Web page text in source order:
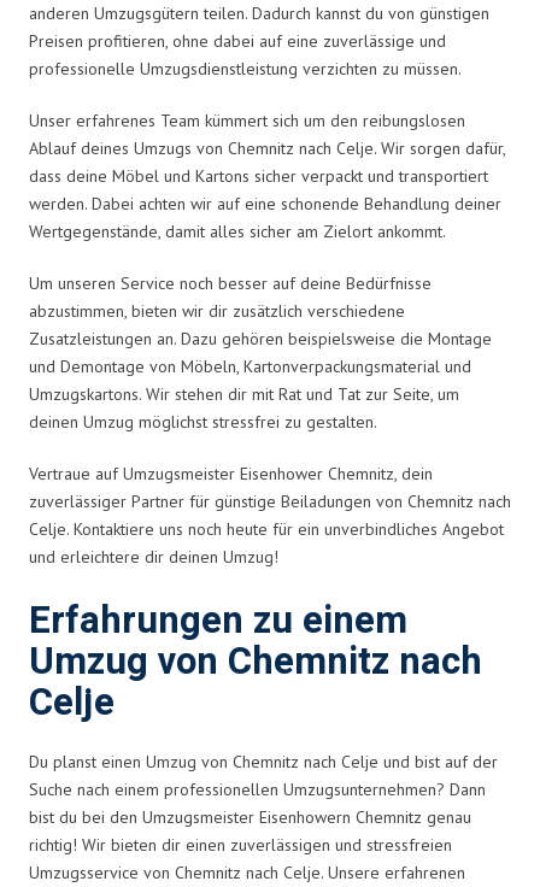
anderen Umzugsgütern teilen. Dadurch kannst du von günstigen
Preisen profitieren, ohne dabei auf eine zuverlässige und
professionelle Umzugsdienstleistung verzichten zu müssen.
Unser erfahrenes Team kümmert sich um den reibungslosen
Ablauf deines Umzugs von Chemnitz nach Celje. Wir sorgen dafür,
dass deine Möbel und Kartons sicher verpackt und transportiert
werden. Dabei achten wir auf eine schonende Behandlung deiner
Wertgegenstände, damit alles sicher am Zielort ankommt.
Um unseren Service noch besser auf deine Bedürfnisse
abzustimmen, bieten wir dir zusätzlich verschiedene
Zusatzleistungen an. Dazu gehören beispielsweise die Montage
und Demontage von Möbeln, Kartonverpackungsmaterial und
Umzugskartons. Wir stehen dir mit Rat und Tat zur Seite, um
deinen Umzug möglichst stressfrei zu gestalten.
Vertraue auf Umzugsmeister Eisenhower Chemnitz, dein
zuverlässiger Partner für günstige Beiladungen von Chemnitz nach
Celje. Kontaktiere uns noch heute für ein unverbindliches Angebot
und erleichtere dir deinen Umzug!
Erfahrungen zu einem
Umzug von Chemnitz nach
Celje
Du planst einen Umzug von Chemnitz nach Celje und bist auf der
Suche nach einem professionellen Umzugsunternehmen? Dann
bist du bei den Umzugsmeister Eisenhowern Chemnitz genau
richtig! Wir bieten dir einen zuverlässigen und stressfreien
Umzugsservice von Chemnitz nach Celje. Unsere erfahrenen